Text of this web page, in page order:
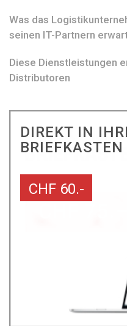
Was das
seinen IT-Partnern
Diese Dienstleistungen
Distributoren
DIREKT IN
BRIEFKASTEN
CHF 60.-